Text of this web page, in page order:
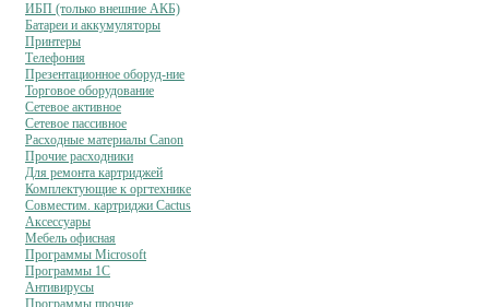
ИБП (только внешние АКБ)
Батареи и аккумуляторы
Принтеры
Телефония
Презентационное оборуд-ние
Торговое оборудование
Сетевое активное
Сетевое пассивное
Расходные материалы Canon
Прочие расходники
Для ремонта картриджей
Комплектующие к оргтехнике
Совместим. картриджи Cactus
Аксессуары
Мебель офисная
Программы Microsoft
Программы 1C
Антивирусы
Программы прочие